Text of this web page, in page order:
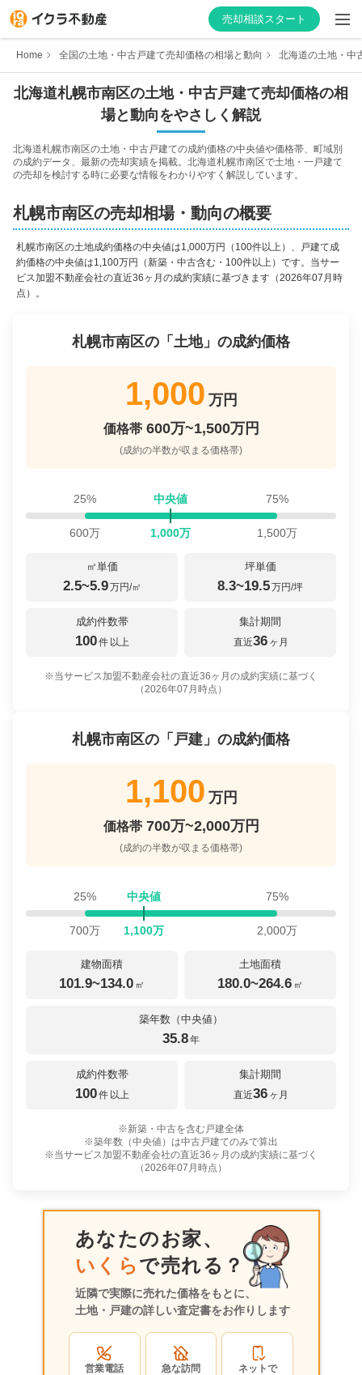
売却相談スタート
はじめての方へ
不動産会社を探す
物件の価格を知る
お家の売却を学ぶ
不動産会社向け情報
Home 全国の土地・中古戸建て売却価格の相場と動向 北海道の土地・中
北海道札幌市南区の土地・中古戸建て売却価格の相
場と動向をやさしく解説
北海道札幌市南区の土地・中古戸建ての成約価格の中央値や価格帯、町域別
の成約データ、最新の売却実績を掲載。 北海道札幌市南区で土地・一戸建て
の売却を検討する時に必要な情報をわかりやすく解説しています。
札幌市南区の売却相場・動向の概要
札幌市南区の土地成約価格の中央値は1,000万円（100件以上）、戸建て成
約価格の中央値は1,100万円（新築・中古含む・100件以上） です。当サー
ビス加盟不動産会社の直近36ヶ月の成約実績に基づきます （2026年07月時
点）。
札幌市南区の「 土地」の成約価格
1,000 万円
価格帯 600万~1,500万円
(成約の半数が収まる価格帯)
25% 中央値 75%
600万 1,000万 1,500万
㎡単価
2.5~5.9万円/㎡
坪単価
8.3~19.5万円/坪
成約件数帯
100件 以上
集計期間
直近36 ヶ月
※当サービス加盟不動産会社の直近36ヶ月の成約実績に基づく
（2026年07月 時点）
札幌市南区の「 戸建 」の成約価格
1,100 万円
価格帯 700万~2,000万円
(成約の半数が収まる価格帯)
25% 中央値 75%
700万 1,100万 2,000万
建物面積
101.9~134.0 ㎡
土地面積
180.0~264.6 ㎡
成約件数帯
100件 以上
築年数（中央値）
35.8年
集計期間
直近36 ヶ月
※新築・中古を含む戸建全体
※築年数（中央値）は中古戸建てのみで算出
※当サービス加盟不動産会社の直近36ヶ月の成約実績に基づく
（2026年07月 時点）
あなたのお家、
いくらで売れる？
近隣で実際に売れた価格をもとに、
土地・戸建の詳しい査定書をお作りします
営業電話
急な訪問
ネットで